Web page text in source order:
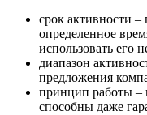
срок активности
определенное
использовать его
диапазон
предложения
принцип работы –
способны даже